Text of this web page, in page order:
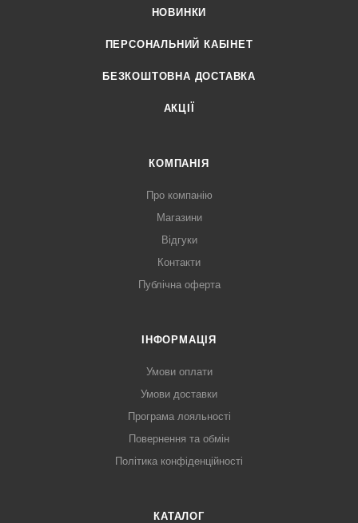
НОВИНКИ
ПЕРСОНАЛЬНИЙ КАБІНЕТ
БЕЗКОШТОВНА ДОСТАВКА
АКЦІЇ
КОМПАНІЯ
Про компанію
Магазини
Відгуки
Контакти
Публічна оферта
ІНФОРМАЦІЯ
Умови оплати
Умови доставки
Програма лояльності
Повернення та обмін
Політика конфіденційності
КАТАЛОГ